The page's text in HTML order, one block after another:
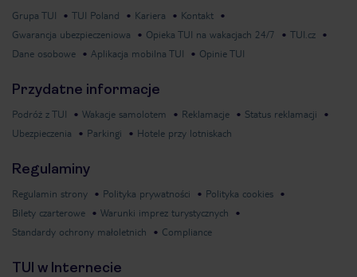
Grupa TUI TUI Poland Kariera
Kontakt
Gwarancja ubezpieczeniowa
Opieka TUI na wakacjach 24/7
TUI.cz
Dane osobowe
Aplikacja mobilna TUI Opinie TUI
Przydatne informacje
Podróż z TUI Wakacje samolotem Reklamacje
Status reklamacji
Ubezpieczenia
Parkingi Hotele przy lotniskach
Regulaminy
Regulamin strony Polityka prywatności
Polityka cookies
Bilety czarterowe
Warunki imprez turystycznych
Standardy ochrony małoletnich
Compliance
TUI w Internecie